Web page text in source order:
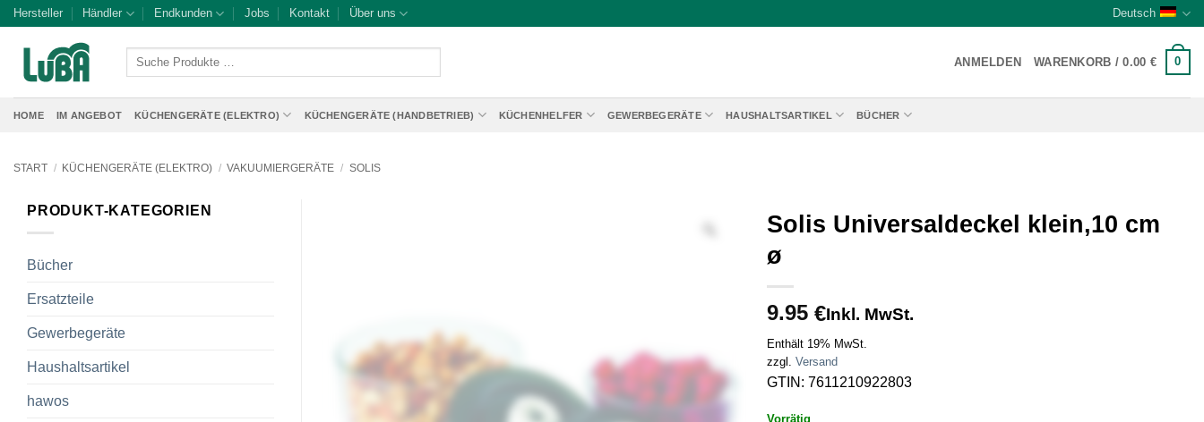
Zum
springen
Hersteller Händler Endkunden Jobs Kontakt Über uns Deutsch
Suche
ANMELDEN WARENKORB /0.00 € 0
HOME IM ANGEBOT KÜCHENGERÄTE (ELEKTRO) KÜCHENGERÄTE (HANDBETRIEB) KÜCHENHELFER GEWERBEGERÄTE HAUSHALTSARTIKEL BÜCHER
START / KÜCHENGERÄTE (ELEKTRO) / VAKUUMIERGERÄTE / SOLIS
PRODUKT-KATEGORIEN
Bücher
Ersatzteile
Gewerbegeräte
Haushaltsartikel
hawos
Solis Universaldeckel klein,10 cm
ø
9.95 €Inkl. MwSt.
Enthält 19% MwSt.
zzgl. Versand
GTIN: 7611210922803
Vorrätig